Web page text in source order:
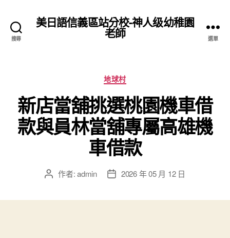
搜尋
美日語信義區站分校-神人级幼稚園
老師 選單
分
類
地球村
新店當舖挑選桃園機車借
款與員林當舖專屬高雄機
車借款
文 作者:admin
文 2026 年 05 月 12 日